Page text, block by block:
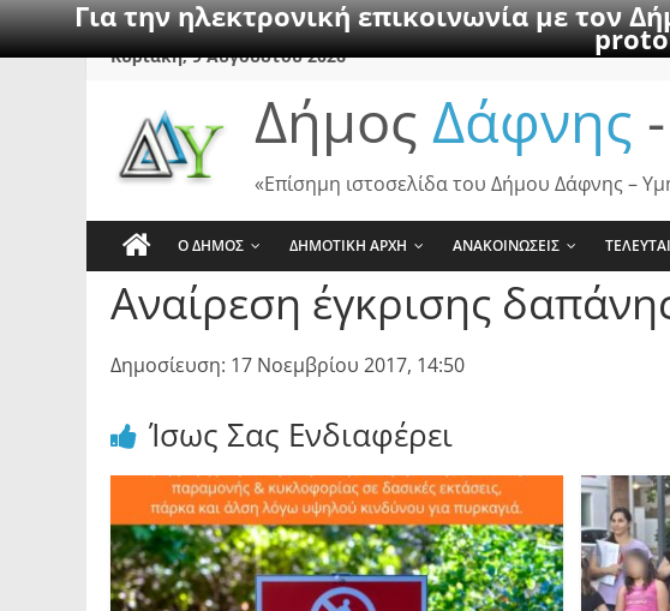
Για την ηλεκτρονική επικοινωνία με τον
SkipΚυριακή, 9 Αυγούστου 2026
Δήμος Δάφνης -
«Επίσημη ιστοσελίδα του Δήμου Δάφνης –
Ο ΔΗΜΟΣ ΔΗΜΟΤΙΚΗ ΑΡΧΗ ΑΝΑΚΟΙΝΩΣΕΙΣ
Αναίρεση έγκρισης
Δημοσίευση: 17 Νοεμβρίου 2017, 14:50
Ίσως Σας Ενδιαφέρει